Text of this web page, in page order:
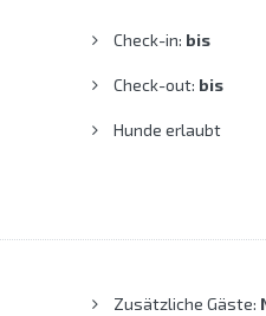
Check-in: bis
Check-out: bis
Hunde erlaubt
Zusätzliche Gäste: